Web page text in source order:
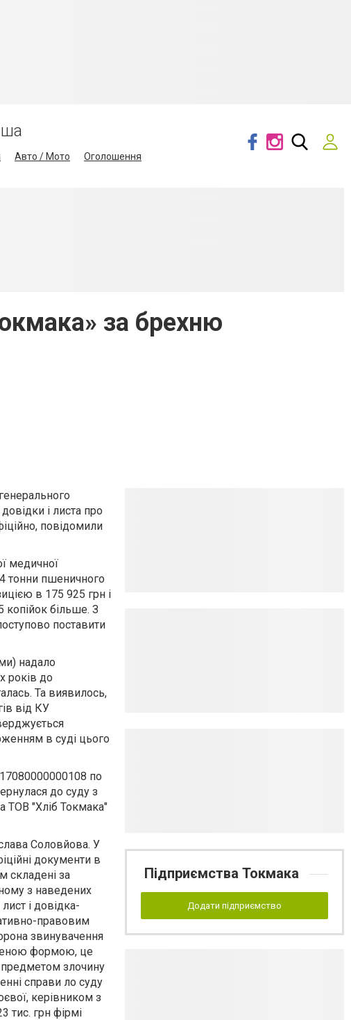
Авто / Мото Оголошення
за брехню
і листа про
повідомили
медичної
тонни пшеничного
в 175 925 грн і
копійок більше. З
поставити
надало
років до
Та виявилось,
від КУ
в суді цього
по
до суду з
ТОВ "Хліб Токмака"
Соловйова. У
документи в
складені за
з наведених
і довідка-
правовим
звинувачення
формою, це
злочину
справи ло суду
керівником з
тис. грн фірмі
Підприємства Токмака
Додати підприємство